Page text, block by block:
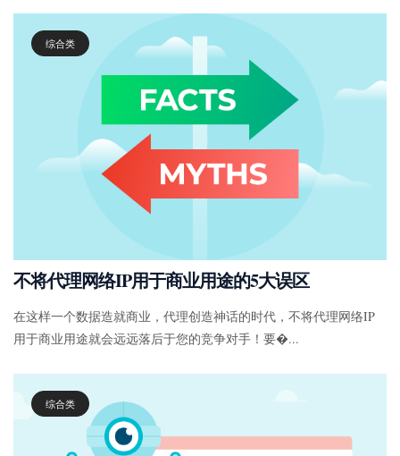
综合类
不将代理网络IP用于商业用途的5大误区
在这样一个数据造就商业，代理创造神话的时代，不将代理网络IP
用于商业用途就会远远落后于您的竞争对手！要�...
综合类